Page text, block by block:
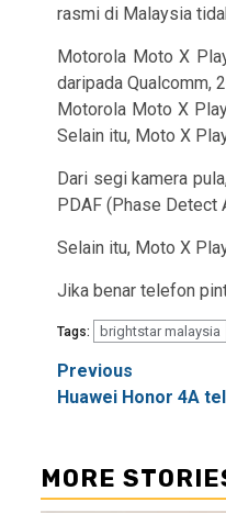
rasmi di Malaysia
Motorola Moto X
daripada Qualcomm,
Motorola Moto X
Selain itu, Moto X
Dari segi kamera
PDAF (Phase Detect
Selain itu, Moto X
Jika benar telefon
Tags: brightstar malaysia
Post
Previous
Huawei Honor 4A
MORE